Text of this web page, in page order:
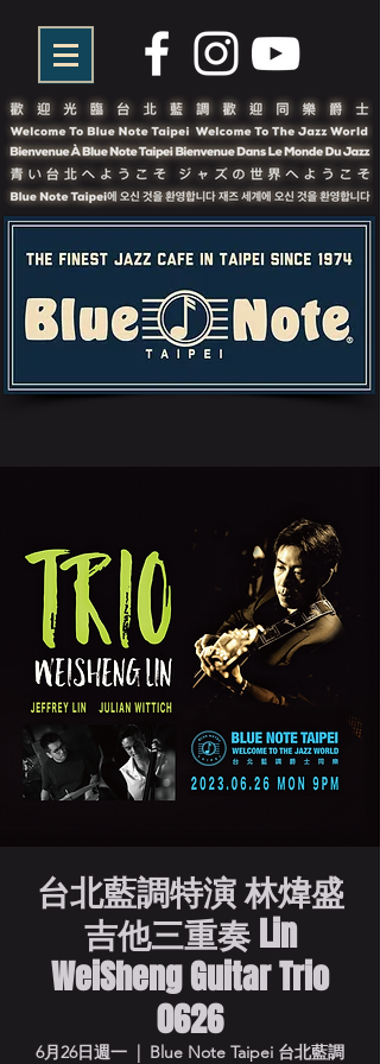
台北藍調特演 林煒盛
吉他三重奏 Lin
WeiSheng Guitar Trio
0626
6月26日週一
  |
Blue Note Taipei 台北藍調